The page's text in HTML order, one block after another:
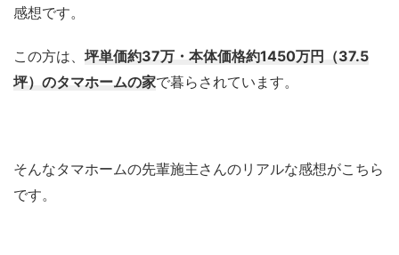
感想です。
この方は、 坪単価約37万・本体価格約1450万円（37.5
坪）のタマホームの家で暮らされています。
そんなタマホームの先輩施主さんのリアルな感想がこちら
です。